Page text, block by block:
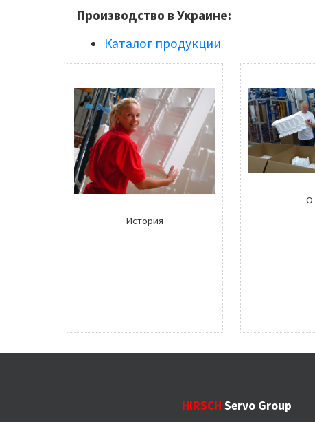
Производство в Украине:
Каталог продукции
История
О
HIRSCHServo Group